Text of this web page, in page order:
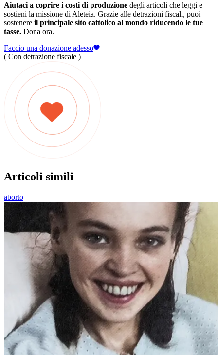
Aiutaci a coprire i costi di produzione degli articoli che leggi e
sostieni la missione di Aleteia. Grazie alle detrazioni fiscali, puoi
sostenere il principale sito cattolico al mondo riducendo le tue
tasse. Dona ora.
Faccio una donazione adesso
( Con detrazione fiscale )
Articoli simili
aborto